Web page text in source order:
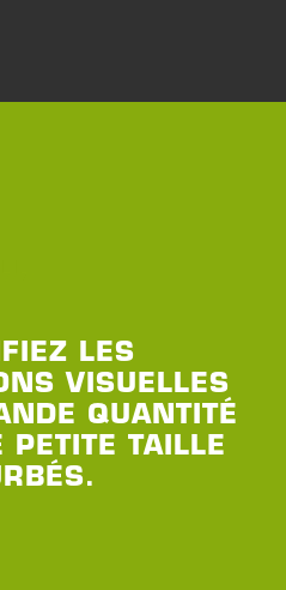
LES
VISUELLES
QUANTITÉ
PETITE TAILLE